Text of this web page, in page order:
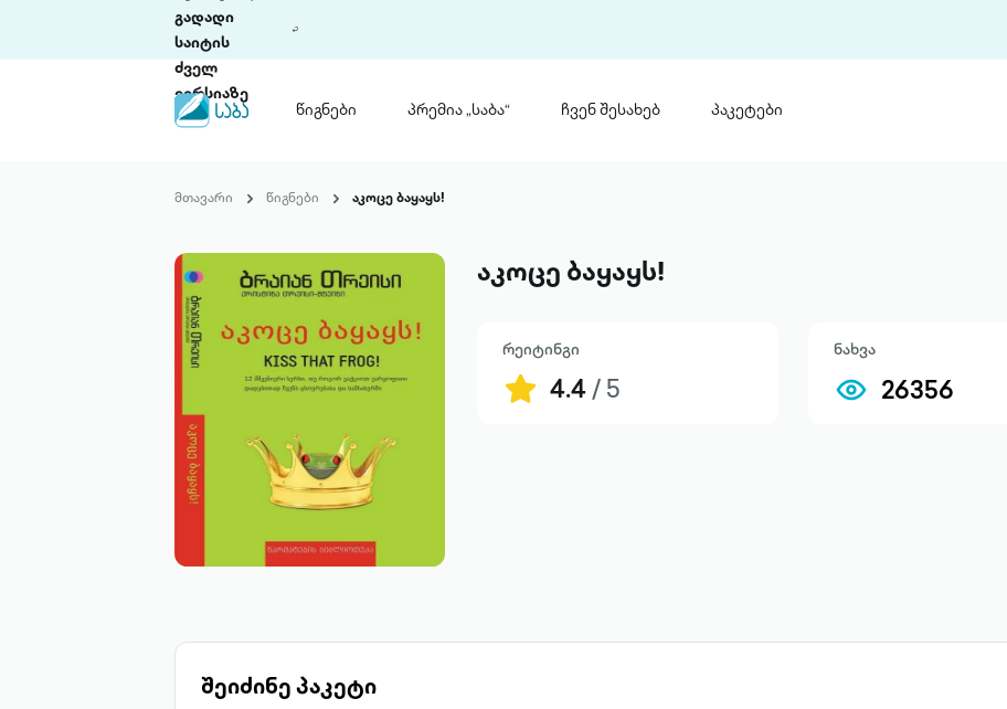
გადადი
საიტის
ძველ
ვერსიაზე
წიგნები პრემია „საბა“
ლიტერატურული პრემია „საბა“
წესდება
საკონკურსო განაცხადი
ჩვენ შესახებ პაკეტები
ჩვენ შესახებ
პაკეტები
მთავარი წიგნები აკოცე ბაყაყს!
აკოცე ბაყაყს!
რეიტინგი
4.4/ 5
ნახვა
26356
შეიძინე პაკეტი